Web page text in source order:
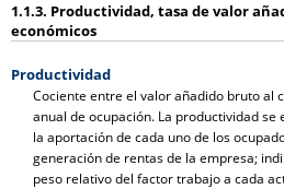
1.1.3. Productividad, tasa de valor
económicos
Productividad
Cociente entre el valor añadido bruto al
anual de ocupación. La productividad
la aportación de cada uno de los
generación de rentas de la empresa;
peso relativo del factor trabajo a cada